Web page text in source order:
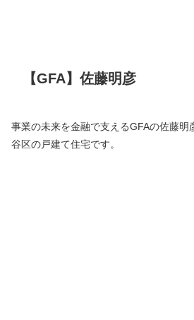
【GFA】佐藤明彦
事業の未来を金融で支えるGFAの佐藤明
谷区の戸建て住宅です。